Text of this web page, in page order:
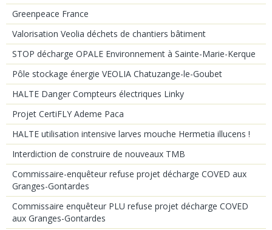
Greenpeace France
Valorisation Veolia déchets de chantiers bâtiment
STOP décharge OPALE Environnement à Sainte-Marie-Kerque
Pôle stockage énergie VEOLIA Chatuzange-le-Goubet
HALTE Danger Compteurs électriques Linky
Projet CertiFLY Ademe Paca
HALTE utilisation intensive larves mouche Hermetia illucens !
Interdiction de construire de nouveaux TMB
Commissaire-enquêteur refuse projet décharge COVED aux
Granges-Gontardes
Commissaire enquêteur PLU refuse projet décharge COVED
aux Granges-Gontardes